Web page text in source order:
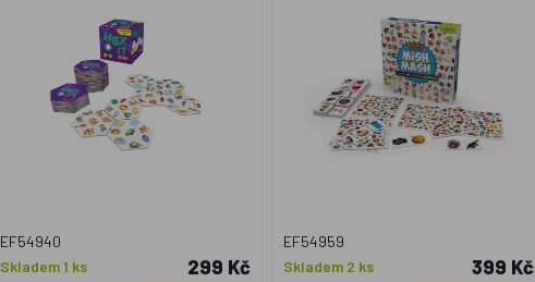
EF54940
Skladem 1 ks
299 Kč
EF54959
Skladem 2 ks
399 Kč